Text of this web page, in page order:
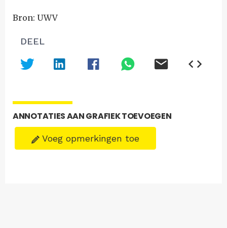
Bron: UWV
DEEL
ANNOTATIES AAN GRAFIEK TOEVOEGEN
Voeg opmerkingen toe